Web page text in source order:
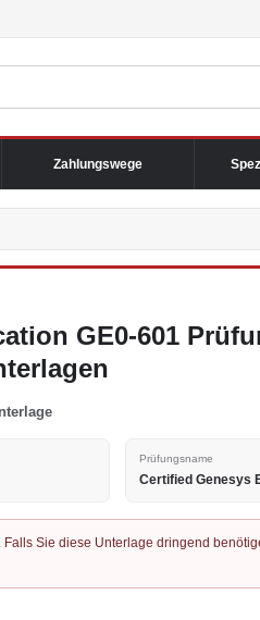
Zahlungswege
GE0-601
Prüfungsname
Certified Genesys
Sie diese Unterlage dringend